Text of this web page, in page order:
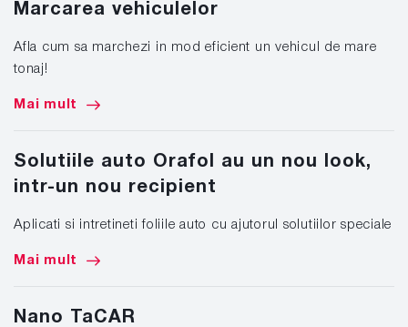
Marcarea vehiculelor
Afla cum sa marchezi in mod eficient un vehicul de mare
tonaj!
Mai mult
Solutiile auto Orafol au un nou look,
intr-un nou recipient
Aplicati si intretineti foliile auto cu ajutorul solutiilor speciale
Mai mult
Nano TaCAR